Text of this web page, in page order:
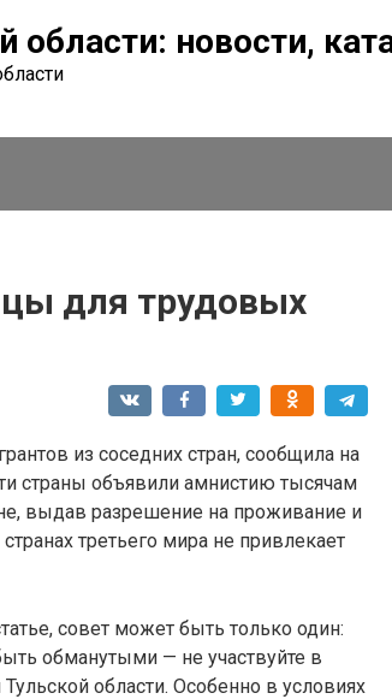
области: новости,
для трудовых
из соседних стран, сообщила на
страны объявили амнистию тысячам
выдав разрешение на проживание и
третьего мира не привлекает
совет может быть только один:
обманутыми — не участвуйте в
области. Особенно в условиях